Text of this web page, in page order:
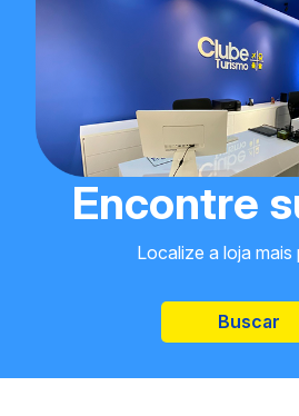
Encontre
Localize a loja mais
Buscar